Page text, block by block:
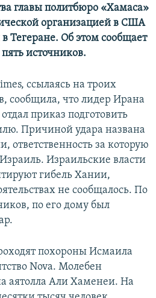
главы политбюро «Хамаса»
организацией в США
в Тегеране. Об этом сообщает
источников.
ссылаясь на троих
сообщила, что лидер Ирана
приказ подготовить
Причиной удара названа
ответственность за которую
Израильские власти
гибель Хании,
не сообщалось. По
по его дому был
похороны Исмаила
Nova. Молебен
аятолла Али Хаменеи. На